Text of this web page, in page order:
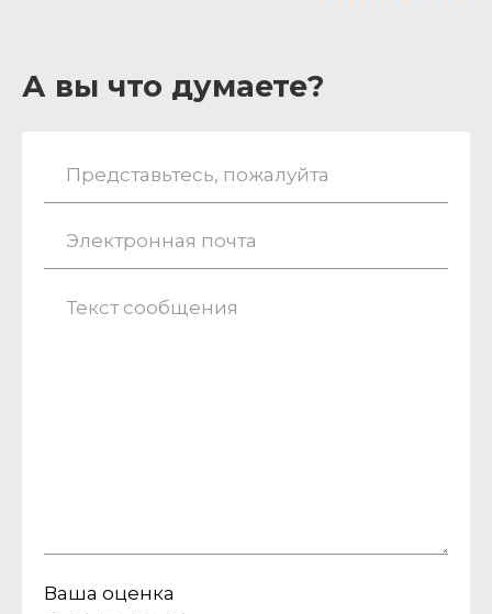
А вы что думаете?
Ваша оценка